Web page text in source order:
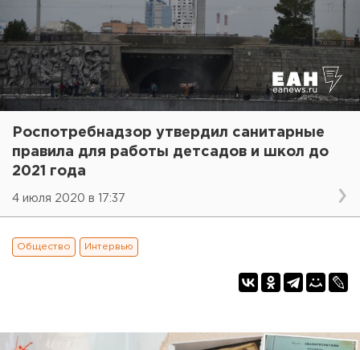
Роспотребнадзор утвердил санитарные
правила для работы детсадов и школ до
2021 года
4 июля 2020 в 17:37
Общество Интервью